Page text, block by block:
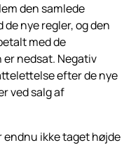
den samlede
nye regler, og den
med de
nedsat. Negativ
efter de nye
ved salg af
endnu ikke taget højde